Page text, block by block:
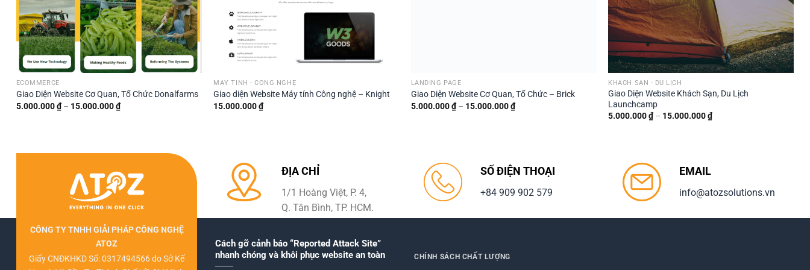
ECOMMERCE
Giao Diện Website Cơ Quan, Tổ Chức Donalfarms
5.000.000₫ – 15.000.000₫Khoảng
giá:
MÁY TÍNH - CÔNG NGHỆ
Giao diện Website Máy tính Công nghệ – Knight
15.000.000₫
LANDING PAGE
Giao Diện Website Cơ Quan, Tổ Chức – Brick
5.000.000₫ – 15.000.000₫Khoảng
giá:
KHÁCH SẠN - DU LỊCH
Giao Diện Website Khách Sạn, Du Lịch
Launchcamp
5.000.000₫ – 15.000.000₫Khoảng
giá:
ĐỊA CHỈ
1/1 Hoàng Việt, P. 4,
Q. Tân Bình, TP. HCM.
SỐ ĐIỆN THOẠI
+84 909 902 579
EMAIL
info@atozsolutions.vn
CÔNG TY TNHH GIẢI PHÁP CÔNG NGHỆ
ATOZ
Giấy CNĐKHKD Số: 0317494566 do Sở Kế
Cách gỡ cảnh báo “Reported Attack Site”
nhanh chóng và khôi phục website an toàn
CHÍNH SÁCH CHẤT LƯỢNG